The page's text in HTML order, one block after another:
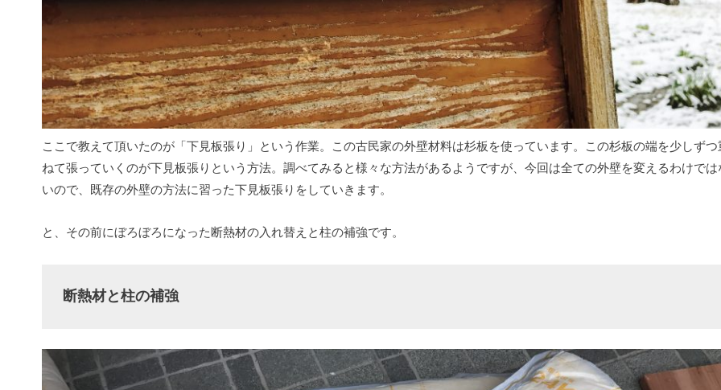
ここで教えて頂いたのが「下見板張り」という作業。この古民家の外壁材料は杉板を使っています。この杉板の端を少しずつ
ねて張っていくのが下見板張りという方法。調べてみると様々な方法があるようですが、今回は全ての外壁を変えるわけでは
いので、既存の外壁の方法に習った下見板張りをしていきます。
と、その前にぼろぼろになった断熱材の入れ替えと柱の補強です。
断熱材と柱の補強